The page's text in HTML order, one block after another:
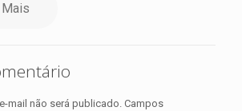
mail não será publicado. Campos